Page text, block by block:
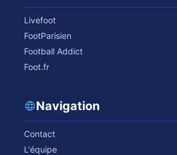
Livefoot
FootParisien
Football Addict
Foot.fr
Navigation
Contact
L'équipe